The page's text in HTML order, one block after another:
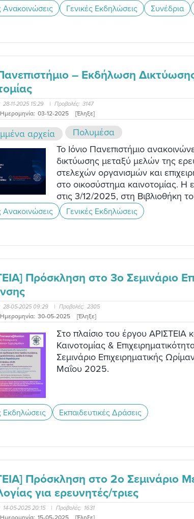
Ανακοινώσεις Γενικές Εκδηλώσεις Συνέδρια
– Εκδήλωση
28-11-2025 15:29 | Προβολές: 3147
03-12-2025 [Έληξε]
αρχεία
Πολυμέσα
Το Ιόνιο Πανεπιστήμιο
δικτύωσης μεταξύ μελών της
στελεχών οργανισμών και
στο οικοσύστημα καινοτομίας.
στις 3/12/2025, στη Βιβλιοθήκη
Ανακοινώσεις Γενικές Εκδηλώσεις
Πρόσκληση στο 3o Σεμινάριο
28-05-2025 09:29 | Προβολές: 2305
30-05-2025 [Έληξε]
Στο πλαίσιο του έργου ΑΡΙΣΤΕΙΑ
Καινοτομίας &
Σεμινάριο Επιχειρηματικής
Μαΐου 2025.
Εκδηλώσεις Εκπαιδευτικές Δράσεις
Πρόσκληση στο 2o Σεμινάριο
για ερευνητές/τριες
14-05-2025 20:15 | Προβολές: 1631
15-05-2025 [Έληξε]